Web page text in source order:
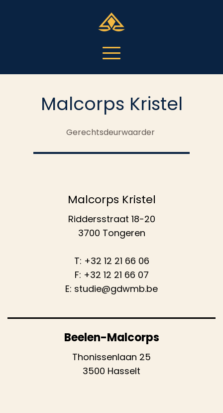
Malcorps Kristel
Gerechtsdeurwaarder
Malcorps Kristel
Riddersstraat 18-20
3700 Tongeren
T: +32 12 21 66 06
F: +32 12 21 66 07
E: studie@gdwmb.be
Beelen-Malcorps
Thonissenlaan 25
3500 Hasselt